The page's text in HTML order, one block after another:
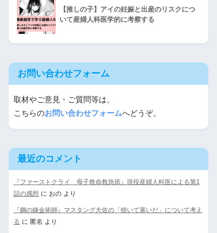
【推しの子】アイの妊娠と出産のリスクにつ
いて産婦人科医学的に考察する
お問い合わせフォーム
取材やご意見・ご質問等は、
こちらのお問い合わせフォームへどうぞ。
最近のコメント
『ファーストクライ 母子救命救急班』現役産婦人科医による第1
話の感想 に おのより
『鋼の錬金術師』マスタング大佐の「焼いて塞いだ」について考え
る に 匿名 より